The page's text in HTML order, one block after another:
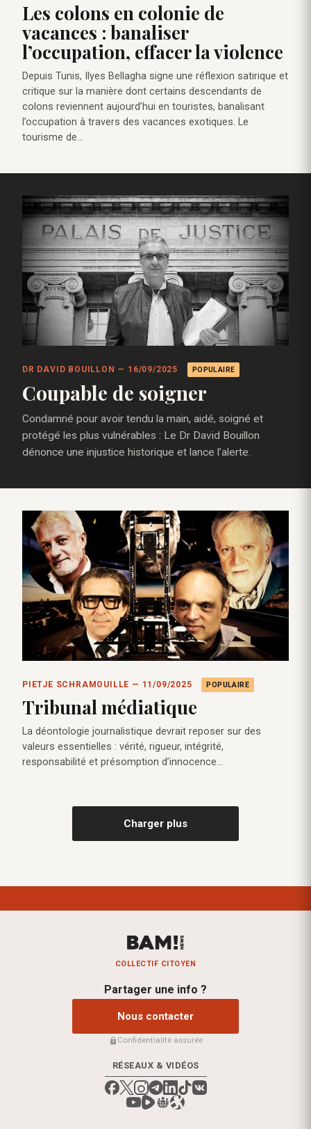
Les colons en colonie de
vacances : banaliser
l’occupation, effacer la violence
Depuis Tunis, Ilyes Bellagha signe une réflexion satirique et
critique sur la manière dont certains descendants de
colons reviennent aujourd’hui en touristes, banalisant
l’occupation à travers des vacances exotiques. Le
tourisme de…
DR DAVID BOUILLON — 16/09/2025 POPULAIRE
Coupable de soigner
Condamné pour avoir tendu la main, aidé, soigné et
protégé les plus vulnérables : Le Dr David Bouillon
dénonce une injustice historique et lance l’alerte.
PIETJE SCHRAMOUILLE — 11/09/2025 POPULAIRE
Tribunal médiatique
La déontologie journalistique devrait reposer sur des
valeurs essentielles : vérité, rigueur, intégrité,
responsabilité et présomption d’innocence…
Charger plus
COLLECTIF CITOYEN
Partager une info ?
Nous contacter
Confidentialité assurée
RÉSEAUX & VIDÉOS